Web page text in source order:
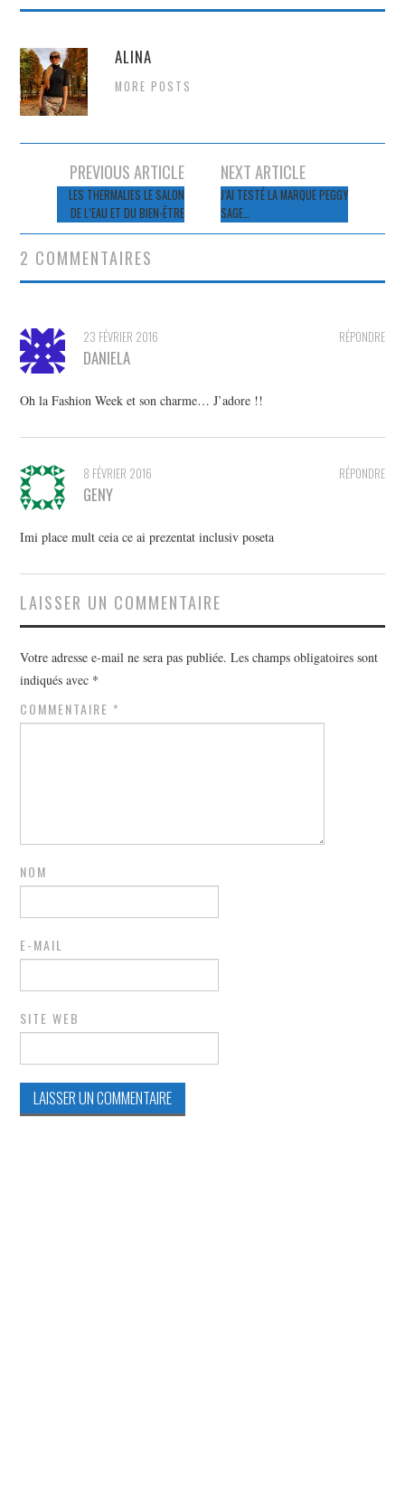
ALINA
MORE POSTS
Navigation
articles
PREVIOUS ARTICLE
LES THERMALIES LE SALON
DE L’EAU ET DU BIEN-ÊTRE
NEXT ARTICLE
J’AI TESTÉ LA MARQUE PEGGY
SAGE…
2 COMMENTAIRES
RÉPONDRE
23 FÉVRIER 2016
DANIELA
Oh la Fashion Week et son charme… J’adore !!
RÉPONDRE
8 FÉVRIER 2016
GENY
Imi place mult ceia ce ai prezentat inclusiv poseta
LAISSER UN COMMENTAIRE
Votre adresse e-mail ne sera pas publiée. Les champs obligatoires sont
indiqués avec *
COMMENTAIRE *
NOM
E-MAIL
SITE WEB